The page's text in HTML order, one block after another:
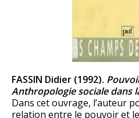
FASSIN Didier (1992).
Anthropologie sociale dans
Dans cet ouvrage, l’auteur
relation entre le pouvoir et